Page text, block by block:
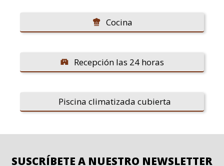
Cocina
Recepción las 24 horas
Piscina climatizada cubierta
SUSCRÍBETE A NUESTRO NEWSLETTER